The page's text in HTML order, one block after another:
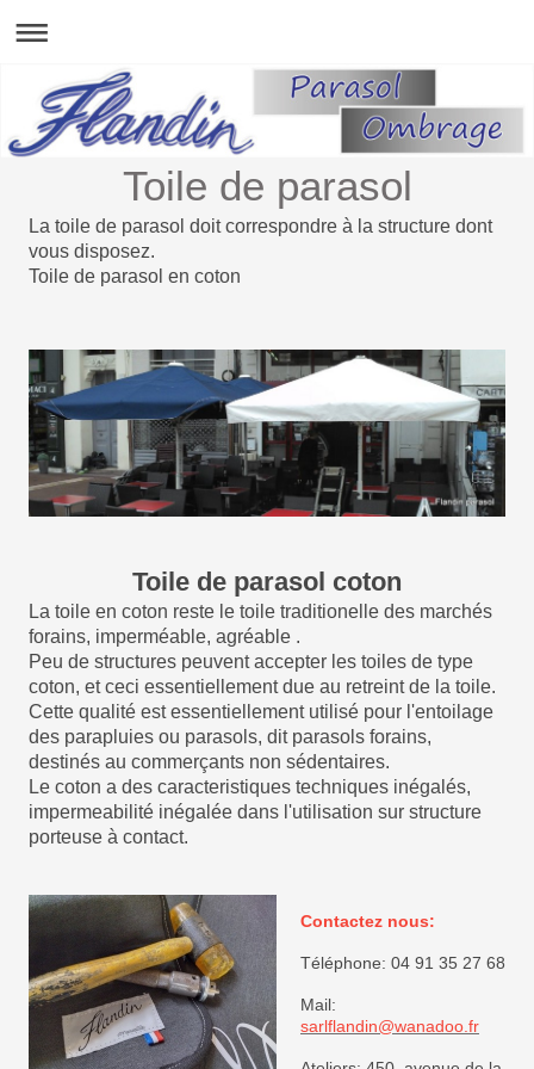
Toile de parasol
La toile de parasol doit correspondre à la structure dont
vous disposez.
Toile de parasol en coton
Toile de parasol coton
La toile en coton reste le toile traditionelle des marchés
forains, imperméable, agréable .
Peu de structures peuvent accepter les toiles de type
coton, et ceci essentiellement due au retreint de la toile.
Cette qualité est essentiellement utilisé pour l'entoilage
des parapluies ou parasols, dit parasols forains,
destinés au commerçants non sédentaires.
Le coton a des caracteristiques techniques inégalés,
impermeabilité inégalée dans l'utilisation sur structure
porteuse à contact.
Contactez nous:
Téléphone: 04 91 35 27 68
Mail:
sarlflandin@wanadoo.fr